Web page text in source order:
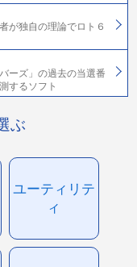
が独自の理論でロト６
ーズ」の過去の当選番
するソフト
ぶ
ユーティリテ
ィ